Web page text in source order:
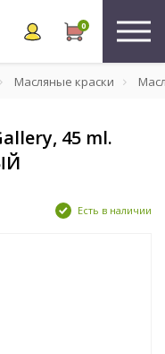
0
Масляные краски
45 ml.
Есть в наличии